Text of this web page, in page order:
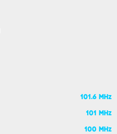
101.6 MHz
101 MHz
100 MHz